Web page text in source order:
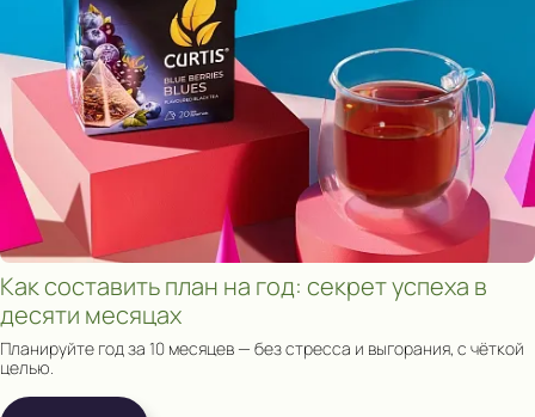
Как составить план на год: секрет успеха в
десяти месяцах
Планируйте год за 10 месяцев — без стресса и выгорания, с чёткой
целью.